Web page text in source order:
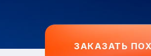
ЗАКАЗАТЬ